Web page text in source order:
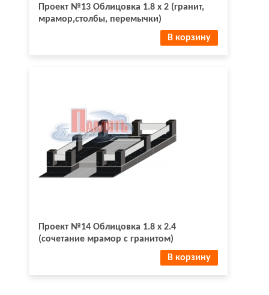
Проект №13 Облицовка 1.8 х 2 (гранит,
мрамор,столбы, перемычки)
В корзину
Проект №14 Облицовка 1.8 х 2.4
(сочетание мрамор с гранитом)
В корзину